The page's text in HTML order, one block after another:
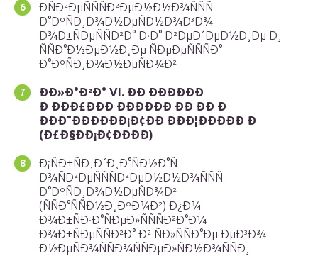
ÐÑÐ²ÐµÑÑÑÐ²ÐµÐ½Ð½Ð¾ÑÑÑ
Ð°ÐºÑÐ¸Ð¾Ð½ÐµÑÐ½Ð¾Ð³Ð¾
Ð¾Ð±ÑÐµÑÑÐ²Ð° Ð·Ð° Ð²ÐµÐ´ÐµÐ½Ð¸Ðµ Ð¸
ÑÑÐ°Ð½ÐµÐ½Ð¸Ðµ ÑÐµÐµÑÑÑÐ°
Ð°ÐºÑÐ¸Ð¾Ð½ÐµÑÐ¾Ð²
ÐÐ»Ð°Ð²Ð° VI. ÐÐ ÐÐÐÐÐÐ
Ð ÐÐÐ£ÐÐÐ ÐÐÐÐÐÐ ÐÐ ÐÐ Ð
ÐÐÐ¯ÐÐÐÐÐÐ¡Ð¢ÐÐ ÐÐÐ¦ÐÐÐÐÐ Ð
(Ð£Ð§ÐÐ¡Ð¢ÐÐÐÐ)
Ð¡ÑÐ±ÑÐ¸Ð´Ð¸Ð°ÑÐ½Ð°Ñ
Ð¾ÑÐ²ÐµÑÑÑÐ²ÐµÐ½Ð½Ð¾ÑÑÑ
Ð°ÐºÑÐ¸Ð¾Ð½ÐµÑÐ¾Ð²
(ÑÑÐ°ÑÑÐ½Ð¸ÐºÐ¾Ð²) Ð¿Ð¾
Ð¾Ð±ÑÐ·Ð°ÑÐµÐ»ÑÑÑÐ²Ð°Ð¼
Ð¾Ð±ÑÐµÑÑÐ²Ð° Ð² ÑÐ»ÑÑÐ°Ðµ ÐµÐ³Ð¾
Ð½ÐµÑÐ¾ÑÑÐ¾ÑÑÐµÐ»ÑÐ½Ð¾ÑÑÐ¸